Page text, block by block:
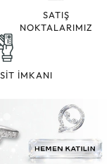
SATIŞ
NOKTALARIMIZ
İMKANI